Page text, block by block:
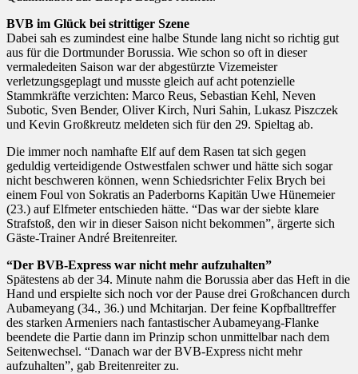
BVB im Glück bei strittiger Szene
Dabei sah es zumindest eine halbe Stunde lang nicht so richtig gut
aus für die Dortmunder Borussia. Wie schon so oft in dieser
vermaledeiten Saison war der abgestürzte Vizemeister
verletzungsgeplagt und musste gleich auf acht potenzielle
Stammkräfte verzichten: Marco Reus, Sebastian Kehl, Neven
Subotic, Sven Bender, Oliver Kirch, Nuri Sahin, Lukasz Piszczek
und Kevin Großkreutz meldeten sich für den 29. Spieltag ab.
Die immer noch namhafte Elf auf dem Rasen tat sich gegen
geduldig verteidigende Ostwestfalen schwer und hätte sich sogar
nicht beschweren können, wenn Schiedsrichter Felix Brych bei
einem Foul von Sokratis an Paderborns Kapitän Uwe Hünemeier
(23.) auf Elfmeter entschieden hätte. “Das war der siebte klare
Strafstoß, den wir in dieser Saison nicht bekommen”, ärgerte sich
Gäste-Trainer André Breitenreiter.
“Der BVB-Express war nicht mehr aufzuhalten”
Spätestens ab der 34. Minute nahm die Borussia aber das Heft in die
Hand und erspielte sich noch vor der Pause drei Großchancen durch
Aubameyang (34., 36.) und Mchitarjan. Der feine Kopfballtreffer
des starken Armeniers nach fantastischer Aubameyang-Flanke
beendete die Partie dann im Prinzip schon unmittelbar nach dem
Seitenwechsel. “Danach war der BVB-Express nicht mehr
aufzuhalten”, gab Breitenreiter zu.